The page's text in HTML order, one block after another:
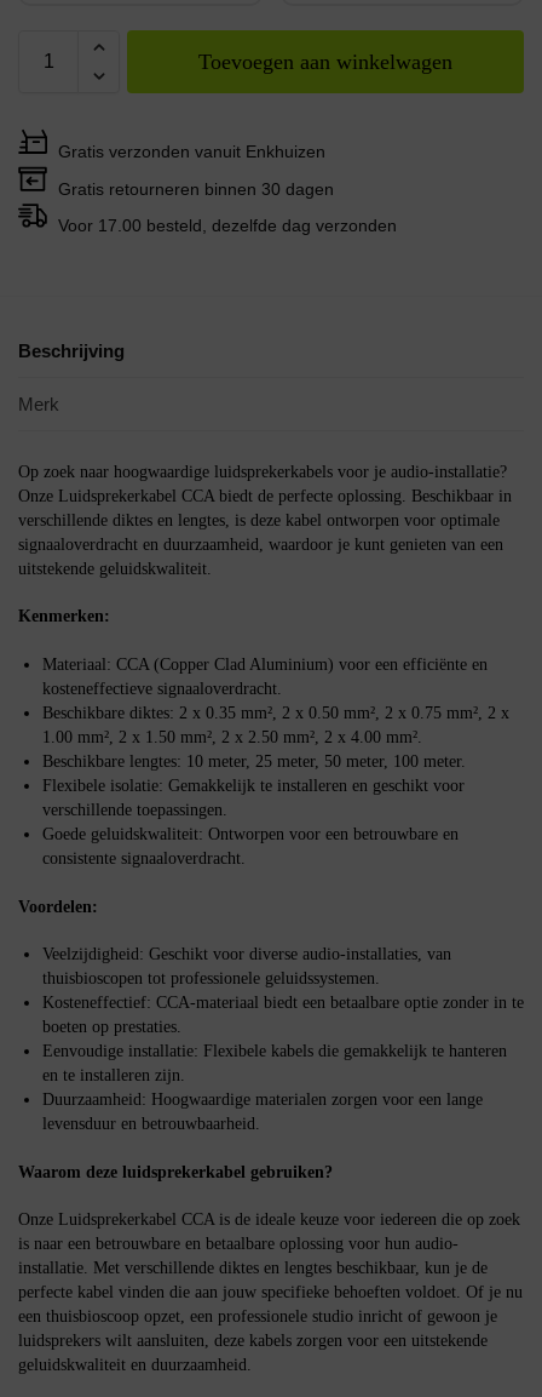
Toevoegen aan winkelwagen
Gratis verzonden vanuit Enkhuizen
Gratis retourneren binnen 30 dagen
Voor 17.00 besteld, dezelfde dag verzonden
Beschrijving
Merk
Op zoek naar hoogwaardige luidsprekerkabels voor je audio-installatie?
Onze Luidsprekerkabel CCA biedt de perfecte oplossing. Beschikbaar in
verschillende diktes en lengtes, is deze kabel ontworpen voor optimale
signaaloverdracht en duurzaamheid, waardoor je kunt genieten van een
uitstekende geluidskwaliteit.
Kenmerken:
Materiaal: CCA (Copper Clad Aluminium) voor een efficiënte en
kosteneffectieve signaaloverdracht.
Beschikbare diktes: 2 x 0.35 mm², 2 x 0.50 mm², 2 x 0.75 mm², 2 x
1.00 mm², 2 x 1.50 mm², 2 x 2.50 mm², 2 x 4.00 mm².
Beschikbare lengtes: 10 meter, 25 meter, 50 meter, 100 meter.
Flexibele isolatie: Gemakkelijk te installeren en geschikt voor
verschillende toepassingen.
Goede geluidskwaliteit: Ontworpen voor een betrouwbare en
consistente signaaloverdracht.
Voordelen:
Veelzijdigheid: Geschikt voor diverse audio-installaties, van
thuisbioscopen tot professionele geluidssystemen.
Kosteneffectief: CCA-materiaal biedt een betaalbare optie zonder in te
boeten op prestaties.
Eenvoudige installatie: Flexibele kabels die gemakkelijk te hanteren
en te installeren zijn.
Duurzaamheid: Hoogwaardige materialen zorgen voor een lange
levensduur en betrouwbaarheid.
Waarom deze luidsprekerkabel gebruiken?
Onze Luidsprekerkabel CCA is de ideale keuze voor iedereen die op zoek
is naar een betrouwbare en betaalbare oplossing voor hun audio-
installatie. Met verschillende diktes en lengtes beschikbaar, kun je de
perfecte kabel vinden die aan jouw specifieke behoeften voldoet. Of je nu
een thuisbioscoop opzet, een professionele studio inricht of gewoon je
luidsprekers wilt aansluiten, deze kabels zorgen voor een uitstekende
geluidskwaliteit en duurzaamheid.